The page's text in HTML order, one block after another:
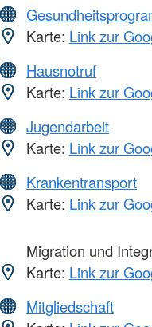
Karte: Link zur
Hausnotruf
Karte: Link zur
Jugendarbeit
Karte: Link zur
Krankentransport
Karte: Link zur
Migration und
Karte: Link zur
Mitgliedschaft